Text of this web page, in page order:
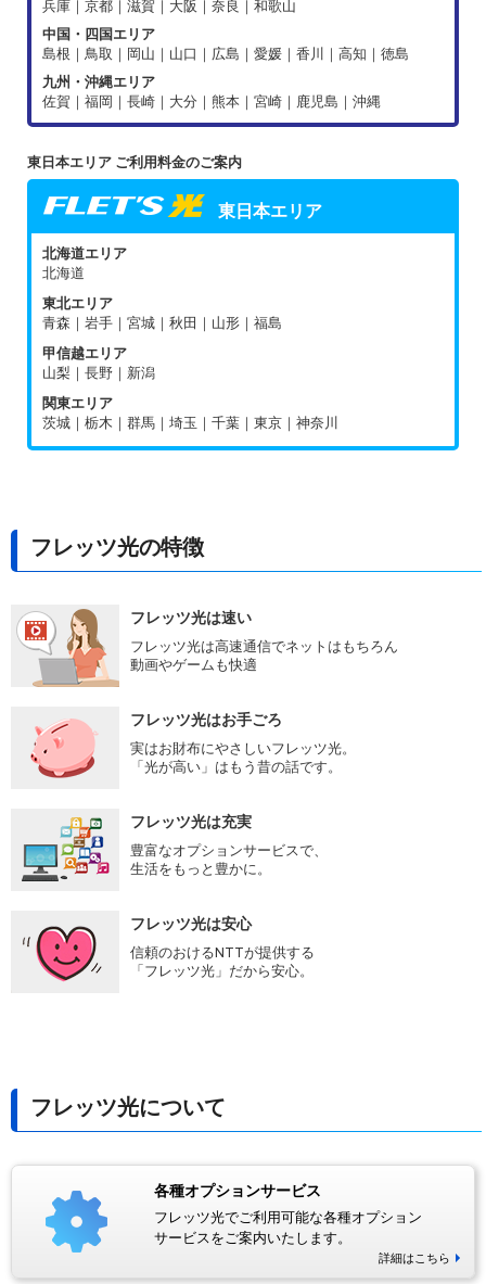
兵庫｜京都｜滋賀｜大阪｜奈良｜和歌山
中国・四国エリア
島根｜鳥取｜岡山｜山口｜広島｜愛媛｜香川｜高知｜徳島
九州・沖縄エリア
佐賀｜福岡｜長崎｜大分｜熊本｜宮崎｜鹿児島｜沖縄
東日本エリア ご利用料金のご案内
東日本エリア
北海道エリア
北海道
東北エリア
青森｜岩手｜宮城｜秋田｜山形｜福島
甲信越エリア
山梨｜長野｜新潟
関東エリア
茨城｜栃木｜群馬｜埼玉｜千葉｜東京｜神奈川
フレッツ光の特徴
フレッツ光は速い
フレッツ光は高速通信でネットはもちろん
動画やゲームも快適
フレッツ光はお手ごろ
実はお財布にやさしいフレッツ光。
「光が高い」はもう昔の話です。
フレッツ光は充実
豊富なオプションサービスで、
生活をもっと豊かに。
フレッツ光は安心
信頼のおけるNTTが提供する
「フレッツ光」だから安心。
フレッツ光について
各種オプションサービス
フレッツ光でご利用可能な各種オプション
サービスをご案内いたします。
詳細はこちら